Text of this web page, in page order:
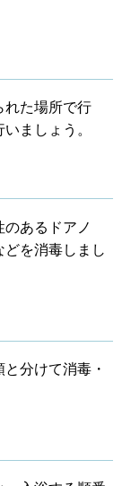
れた場所で行
ましょう。
あるドアノ
を消毒しまし
分けて消毒・